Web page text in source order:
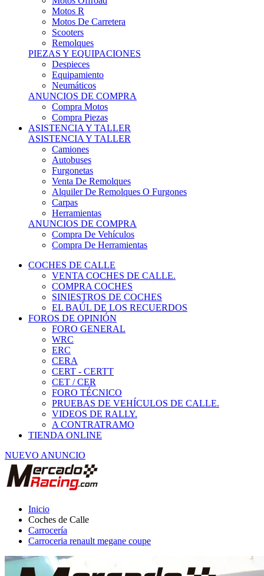
Motos R
Motos De Carretera
Scooters
Remolques
PIEZAS Y EQUIPACIONES
Despieces
Equipamiento
Neumáticos
ANUNCIOS DE COMPRA
Compra Motos
Compra Piezas
ASISTENCIA Y TALLER
ASISTENCIA Y TALLER
Camiones
Autobuses
Furgonetas
Venta De Remolques
Alquiler De Remolques O Furgones
Carpas
Herramientas
ANUNCIOS DE COMPRA
Compra De Vehículos
Compra De Herramientas
COCHES DE CALLE
VENTA COCHES DE CALLE.
COMPRA COCHES
SINIESTROS DE COCHES
EL BAÚL DE LOS RECUERDOS
FOROS DE OPINIÓN
FORO GENERAL
WRC
ERC
CERA
CERT - CERTT
CET / CER
FORO TÉCNICO
PRUEBAS DE VEHÍCULOS DE CALLE.
VIDEOS DE RALLY.
A CONTRATRAMO
TIENDA ONLINE
NUEVO ANUNCIO
Inicio
Coches de Calle
Carrocería
Carroceria renault megane coupe